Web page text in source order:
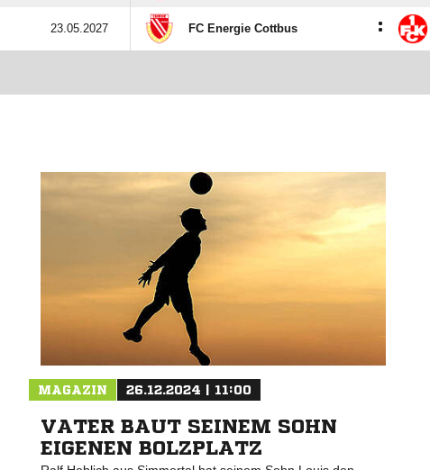
23.05.2027 FC Energie Cottbus :
MAGAZIN 26.12.2024 | 11:00
VATER BAUT SEINEM SOHN
EIGENEN BOLZPLATZ